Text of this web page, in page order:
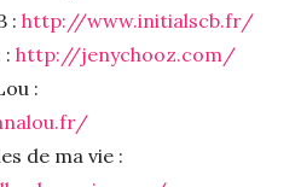
: http://www.initialscb.fr/
: http://jenychooz.com/
:
de ma vie :